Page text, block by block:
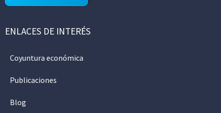
ENLACES DE INTERÉS
Coyuntura económica
Publicaciones
Blog